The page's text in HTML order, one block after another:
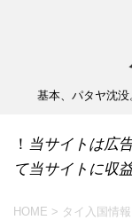
基本、パタヤ沈没
！ 当サイトは広
て当サイトに収
HOME > タイ入国情報